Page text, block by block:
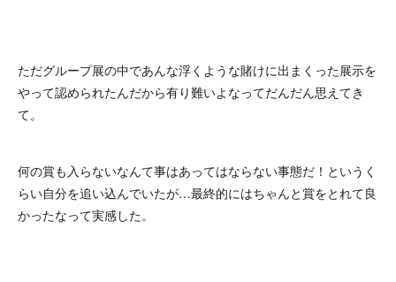
ただグループ展の中であんな浮くような賭けに出まくった展示を
やって認められたんだから有り難いよなってだんだん思えてき
て。
何の賞も入らないなんて事はあってはならない事態だ！というく
らい自分を追い込んでいたが…最終的にはちゃんと賞をとれて良
かったなって実感した。